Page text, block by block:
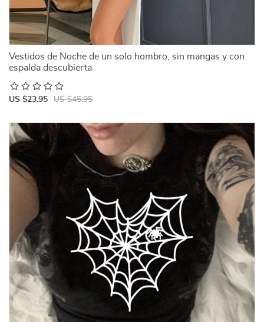
Vestidos de Noche de un solo hombro, sin mangas y con
espalda descubierta
US $23.95 US $45.95